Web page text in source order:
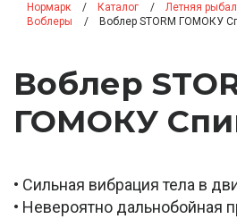
Нормарк Каталог Летняя
Воблеры
Воблер STORM ГОМОКУ
Воблер
ГОМОКУ
• Сильная вибрация тела в
• Невероятно дальнобойная